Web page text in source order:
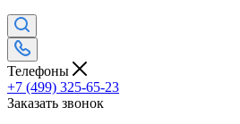
Телефоны
+7 (499) 325-65-23
Заказать звонок